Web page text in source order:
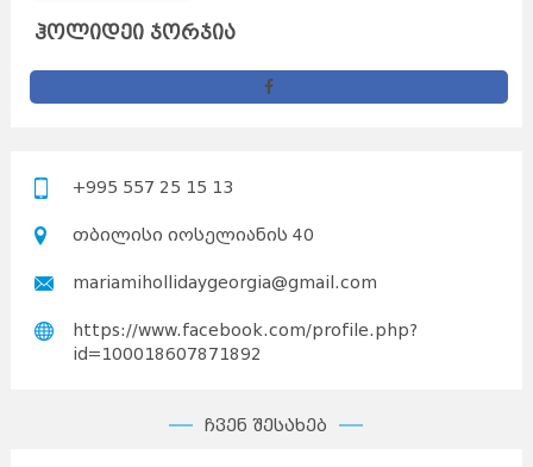
ჰოლიდეი ჯორჯია
+995 557 25 15 13
თბილისი იოსელიანის 40
mariamihollidaygeorgia@gmail.com
https://www.facebook.com/profile.php?
id=100018607871892
ჩვენ შესახებ